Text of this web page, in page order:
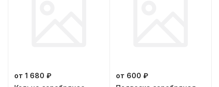
от 1 680 ₽
от 600 ₽